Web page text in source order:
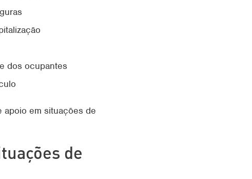
dos ocupantes
apoio em situações de
de